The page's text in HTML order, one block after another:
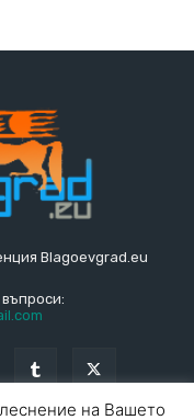
на Вашето